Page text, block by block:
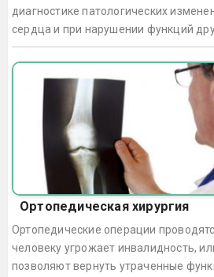
диагностике патологических
сердца и при нарушении функций
Ортопедическая хирургия
Ортопедические операции
человеку угрожает инвалидность,
позволяют вернуть утраченные